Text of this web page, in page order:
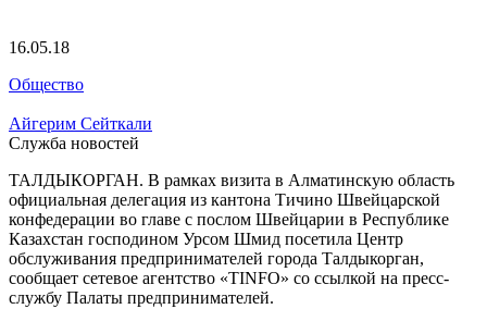
16.05.18
Общество
Айгерим Сейткали
Служба новостей
ТАЛДЫКОРГАН. В рамках визита в Алматинскую область
официальная делегация из кантона Тичино Швейцарской
конфедерации во главе с послом Швейцарии в Республике
Казахстан господином Урсом Шмид посетила Центр
обслуживания предпринимателей города Талдыкорган,
сообщает сетевое агентство «TINFO» со ссылкой на пресс-
службу Палаты предпринимателей.